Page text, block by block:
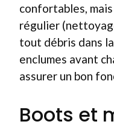
confortables,
régulier
tout débris dans
enclumes avant
assurer un bon
Boots et